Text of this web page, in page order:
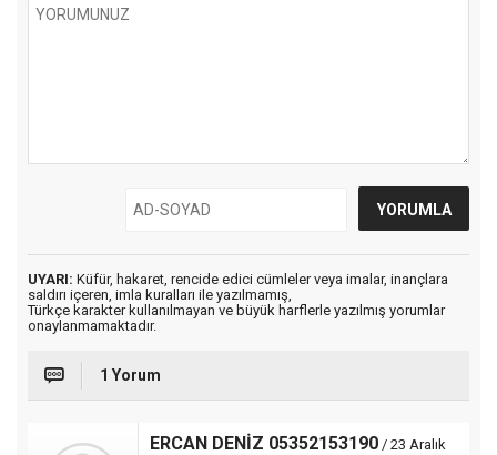
UYARI: Küfür, hakaret, rencide edici cümleler veya imalar, inançlara
saldırı içeren, imla kuralları ile yazılmamış,
Türkçe karakter kullanılmayan ve büyük harflerle yazılmış yorumlar
onaylanmamaktadır.
1 Yorum
ERCAN DENİZ 05352153190 / 23 Aralık